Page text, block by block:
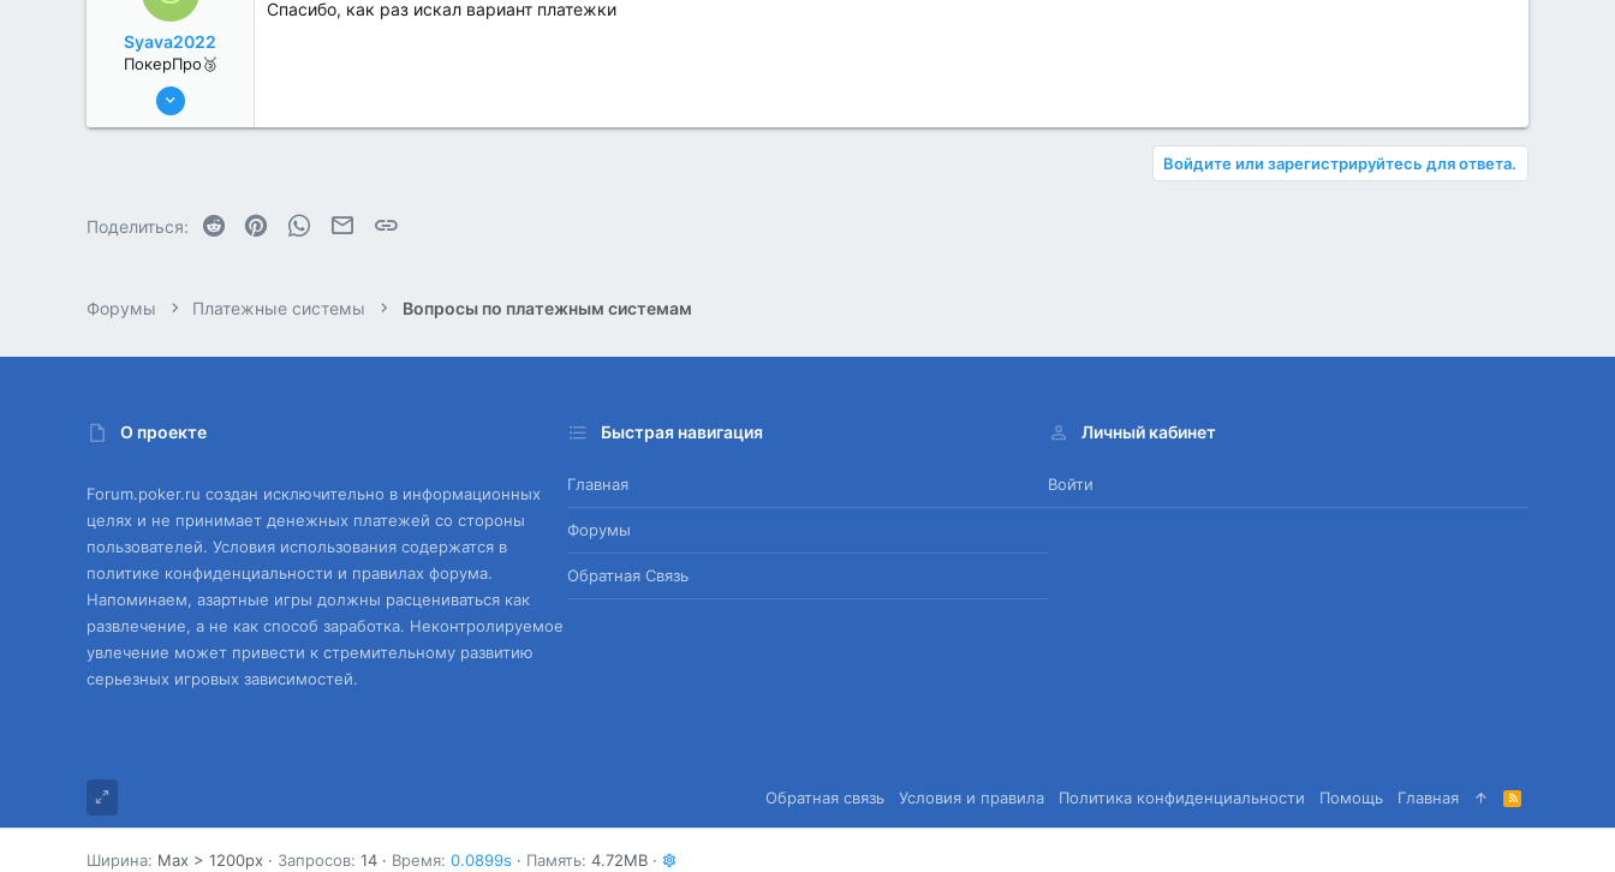
Syava2022
ПокерПро🥉
17 Авг 2022
Спасибо, как раз искал вариант платежки
Войдите или зарегистрируйтесь для ответа.
Поделиться: Reddit PinterestWhatsAppЭлектронная почта
Форумы Платежные системы Вопросы по платежным системам
О проекте
Forum.poker.ru создан исключительно в информационных
целях и не принимает денежных платежей со стороны
пользователей. Условия использования содержатся в
политике конфиденциальности и правилах форума.
Напоминаем, азартные игры должны расцениваться как
развлечение, а не как способ заработка. Неконтролируемое
увлечение может привести к стремительному развитию
серьезных игровых зависимостей.
Быстрая навигация
Главная
Форумы
Обратная Связь
Личный кабинет
Войти
Обратная связь Условия и правила Политика конфиденциальности Помощь Главная
R
S
Ширина Запросов 14 Время 0.0899s Память 4.72MB